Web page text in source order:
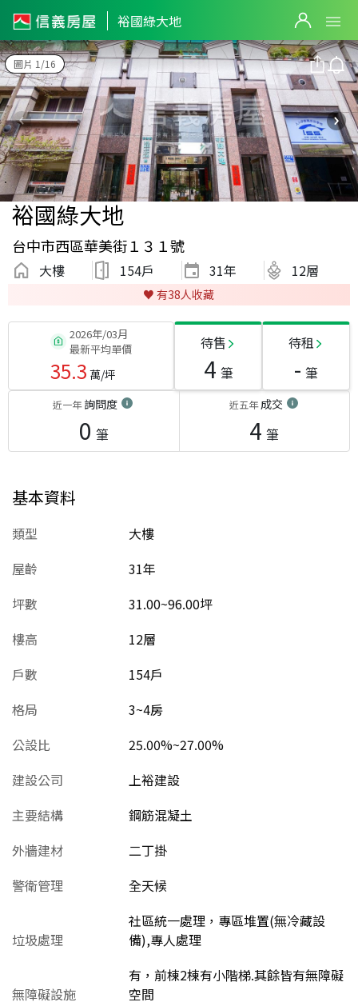
裕國綠大地
圖片 1/16
裕國綠大地
台中市西區華美街１３１號
大樓 154戶 31年 12層
♥️ 有38人收藏
2026年/03月
最新平均單價
35.3 萬/坪
待售
4 筆
待租
- 筆
近一年詢問度
0 筆
近五年成交
4 筆
基本資料
類型
大樓
屋齡
31年
坪數
31.00~96.00坪
樓高
12層
戶數
154戶
格局
3~4房
公設比
25.00%~27.00%
建設公司
上裕建設
主要結構
鋼筋混凝土
外牆建材
二丁掛
警衛管理
全天候
垃圾處理
社區統一處理，專區堆置(無冷藏設
備),專人處理
無障礙設施
有，前棟2棟有小階梯.其餘皆有無障礙
空間